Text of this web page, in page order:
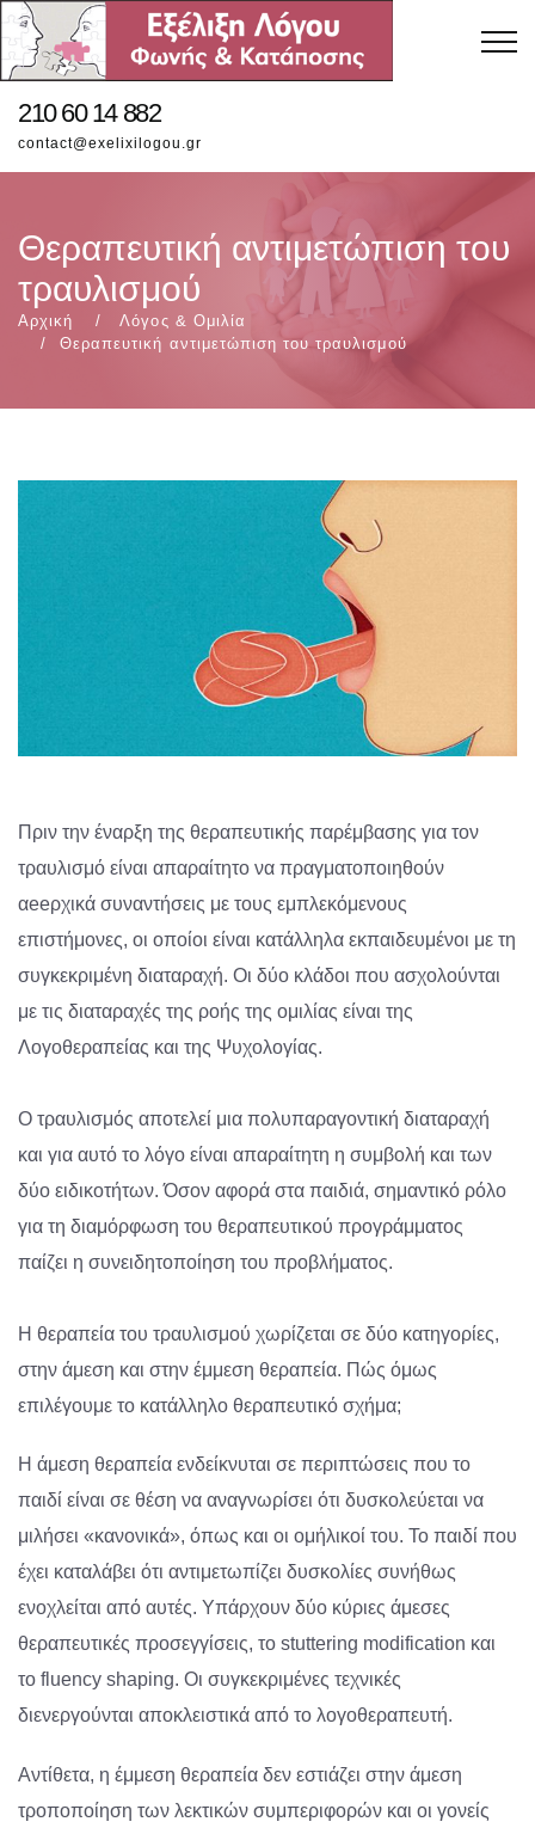
210 60 14 882
contact@exelixilogou.gr
Θεραπευτική αντιμετώπιση του
τραυλισμού
Αρχική
Λόγος & Ομιλία
Θεραπευτική αντιμετώπιση του τραυλισμού
Πριν την έναρξη της θεραπευτικής παρέμβασης για τον
τραυλισμό είναι απαραίτητο να πραγματοποιηθούν
αeeρχικά συναντήσεις με τους εμπλεκόμενους
επιστήμονες, οι οποίοι είναι κατάλληλα εκπαιδευμένοι με τη
συγκεκριμένη διαταραχή. Οι δύο κλάδοι που ασχολούνται
με τις διαταραχές της ροής της ομιλίας είναι της
Λογοθεραπείας και της Ψυχολογίας.
Ο τραυλισμός αποτελεί μια πολυπαραγοντική διαταραχή
και για αυτό το λόγο είναι απαραίτητη η συμβολή και των
δύο ειδικοτήτων. Όσον αφορά στα παιδιά, σημαντικό ρόλο
για τη διαμόρφωση του θεραπευτικού προγράμματος
παίζει η συνειδητοποίηση του προβλήματος.
Η θεραπεία του τραυλισμού χωρίζεται σε δύο κατηγορίες,
στην άμεση και στην έμμεση θεραπεία. Πώς όμως
επιλέγουμε το κατάλληλο θεραπευτικό σχήμα;
Η άμεση θεραπεία ενδείκνυται σε περιπτώσεις που το
παιδί είναι σε θέση να αναγνωρίσει ότι δυσκολεύεται να
μιλήσει «κανονικά», όπως και οι ομήλικοί του. Το παιδί που
έχει καταλάβει ότι αντιμετωπίζει δυσκολίες συνήθως
ενοχλείται από αυτές. Υπάρχουν δύο κύριες άμεσες
θεραπευτικές προσεγγίσεις, το stuttering modification και
το fluency shaping. Οι συγκεκριμένες τεχνικές
διενεργούνται αποκλειστικά από το λογοθεραπευτή.
Αντίθετα, η έμμεση θεραπεία δεν εστιάζει στην άμεση
τροποποίηση των λεκτικών συμπεριφορών και οι γονείς